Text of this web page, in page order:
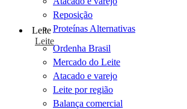
Reposição
Proteínas Alternativas
Leite
Leite
Ordenha Brasil
Mercado do Leite
Atacado e varejo
Leite por região
Balança comercial